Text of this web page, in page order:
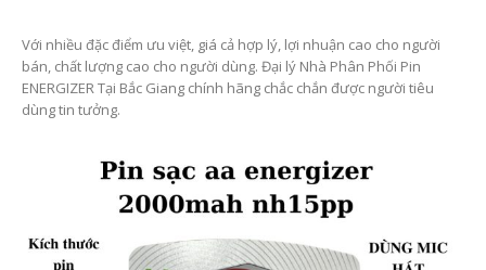
Với nhiều đặc điểm ưu việt, giá cả hợp lý, lợi nhuận cao cho người
bán, chất lượng cao cho người dùng. Đại lý Nhà Phân Phối Pin
ENERGIZER Tại Bắc Giang chính hãng chắc chắn được người tiêu
dùng tin tưởng.